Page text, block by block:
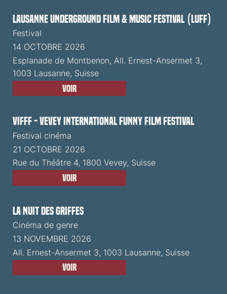
Lausanne Underground Film & Music Festival (LUFF)
Festival
14 OCTOBRE 2026
Esplanade de Montbenon, All. Ernest-Ansermet 3,
1003 Lausanne, Suisse
Voir
VIFFF - Vevey International Funny Film Festival
Festival cinéma
21 OCTOBRE 2026
Rue du Théâtre 4, 1800 Vevey, Suisse
Voir
La Nuit des Griffes
Cinéma de genre
13 NOVEMBRE 2026
All. Ernest-Ansermet 3, 1003 Lausanne, Suisse
Voir